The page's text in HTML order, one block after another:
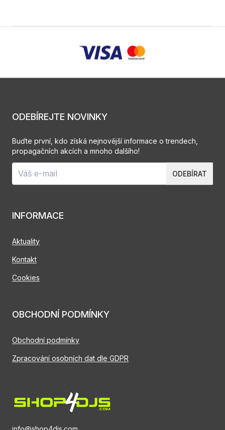
INFORMACE
Aktuality
Kontakt
Cookies
OBCHODNÍ PODMÍNKY
Obchodní podmínky
Zpracování osobních dat dle GDPR
ODEBÍREJTE NOVINKY
Buďte první, kdo získá nejnovější informace o trendech,
propagačních akcích a mnoho dalšího!
ODEBÍRAT